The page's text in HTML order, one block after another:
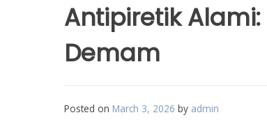
Antipiretik
Demam
Posted on March 3, 2026 by admin